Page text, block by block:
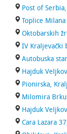
Post of
Toplice
Oktobarskih
IV Kraljevački
Autobuska
Hajduk
Pionirska,
Milomira
Hajduk
Cara Lazara